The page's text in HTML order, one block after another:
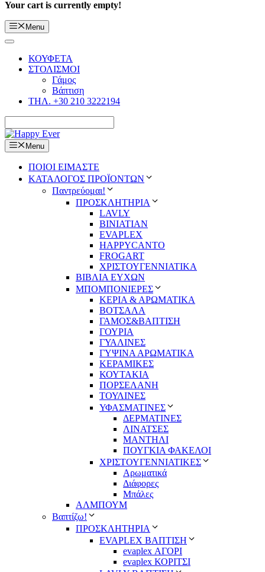
Your cart is currently empty!
Menu
ΚΟΥΦΕΤΑ
ΣΤΟΛΙΣΜΟΙ
Γάμος
Βάπτιση
ΤΗΛ. +30 210 3222194
Menu
ΠΟΙΟΙ ΕΙΜΑΣΤΕ
ΚΑΤΑΛΟΓΟΣ ΠΡΟΪΟΝΤΩΝ
Παντρεύομαι!
ΠΡΟΣΚΛΗΤΗΡΙΑ
LAVLY
BINIATIAN
EVAPLEX
HAPPYCANTO
FROGART
ΧΡΙΣΤΟΥΓΕΝΝΙΑΤΙΚΑ
ΒΙΒΛΙΑ ΕΥΧΩΝ
ΜΠΟΜΠΟΝΙΕΡΕΣ
ΚΕΡΙΑ & ΑΡΩΜΑΤΙΚΑ
ΒΟΤΣΑΛΑ
ΓΑΜΟΣ&ΒΑΠΤΙΣΗ
ΓΟΥΡΙΑ
ΓΥΑΛΙΝΕΣ
ΓΥΨΙΝΑ ΑΡΩΜΑΤΙΚΑ
ΚΕΡΑΜΙΚΕΣ
ΚΟΥΤΑΚΙΑ
ΠΟΡΣΕΛΑΝΗ
ΤΟΥΛΙΝΕΣ
ΥΦΑΣΜΑΤΙΝΕΣ
ΔΕΡΜΑΤΙΝΕΣ
ΛΙΝΑΤΣΕΣ
ΜΑΝΤΗΛΙ
ΠΟΥΓΚΙΑ ΦΑΚΕΛΟΙ
ΧΡΙΣΤΟΥΓΕΝΝΙΑΤΙΚΕΣ
Αρωματικά
Διάφορες
Μπάλες
ΑΛΜΠΟΥΜ
Βαπτίζω!
ΠΡΟΣΚΛΗΤΗΡΙΑ
EVAPLEX ΒΑΠΤΙΣΗ
evaplex ΑΓΟΡΙ
evaplex ΚΟΡΙΤΣΙ